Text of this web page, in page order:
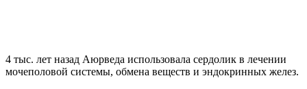
4 тыс. лет назад Аюрведа использовала сердолик в лечении
мочеполовой системы, обмена веществ и эндокринных желез.